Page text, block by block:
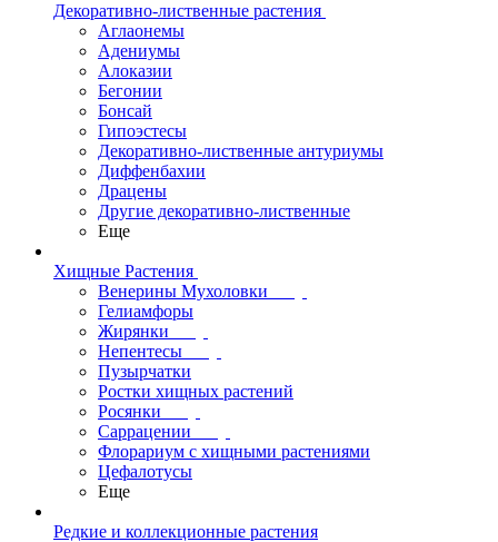
Декоративно-лиственные растения
Аглаонемы
Адениумы
Алоказии
Бегонии
Бонсай
Гипоэстесы
Декоративно-лиственные антуриумы
Диффенбахии
Драцены
Другие декоративно-лиственные
Еще
Хищные Растения
Венерины Мухоловки
Гелиамфоры
Жирянки
Непентесы
Пузырчатки
Ростки хищных растений
Росянки
Саррацении
Флорариум с хищными растениями
Цефалотусы
Еще
Редкие и коллекционные растения